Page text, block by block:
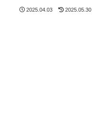
2025.04.03 2025.05.30